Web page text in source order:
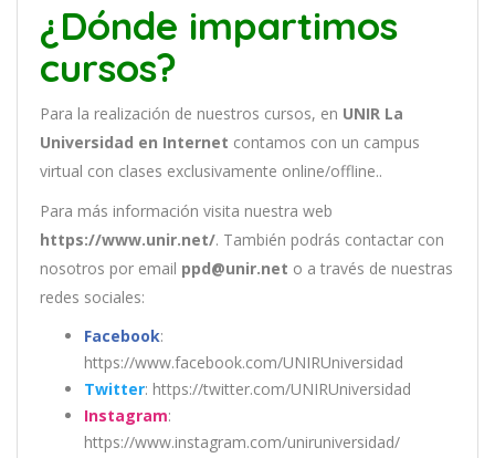
¿Dónde impartimos
cursos?
Para la realización de nuestros cursos, en UNIR La
Universidad en Internet contamos con un campus
virtual con clases exclusivamente online/offline..
Para más información visita nuestra web
https://www.unir.net/. También podrás contactar con
nosotros por email ppd@unir.net o a través de nuestras
redes sociales:
Facebook:
https://www.facebook.com/UNIRUniversidad
Twitter: https://twitter.com/UNIRUniversidad
Instagram:
https://www.instagram.com/uniruniversidad/